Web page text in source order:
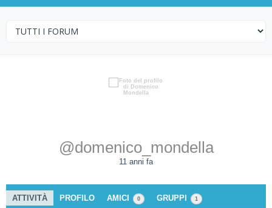
@domenico_mondella
11 anni fa
ATTIVITÀ PROFILO AMICI 0 GRUPPI 1